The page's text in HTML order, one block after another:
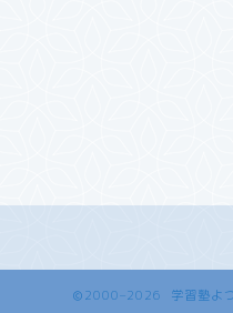
2000–2026 学習塾よ